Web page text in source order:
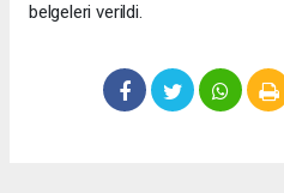
belgeleri verildi.